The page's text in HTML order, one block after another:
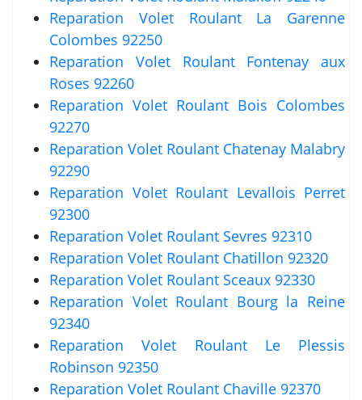
Reparation Volet Roulant La Garenne
Colombes 92250
Reparation Volet Roulant Fontenay aux
Roses 92260
Reparation Volet Roulant Bois Colombes
92270
Reparation Volet Roulant Chatenay Malabry
92290
Reparation Volet Roulant Levallois Perret
92300
Reparation Volet Roulant Sevres 92310
Reparation Volet Roulant Chatillon 92320
Reparation Volet Roulant Sceaux 92330
Reparation Volet Roulant Bourg la Reine
92340
Reparation Volet Roulant Le Plessis
Robinson 92350
Reparation Volet Roulant Chaville 92370